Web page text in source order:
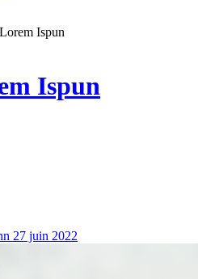
Ispun
Ispun
27 juin 2022